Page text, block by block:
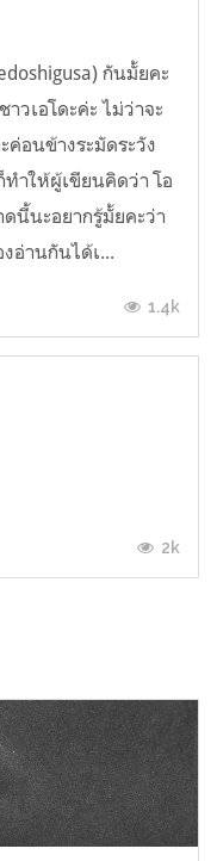
กันมั้ยคะ
วเอโดะค่ะ ไม่ว่าจะ
ค่อนข้างระมัดระวัง
ำให้ผู้เขียนคิดว่า โอ
นี้นะอยากรู้มั้ยคะว่า
อ่านกันได้เ...
1.4k
2k